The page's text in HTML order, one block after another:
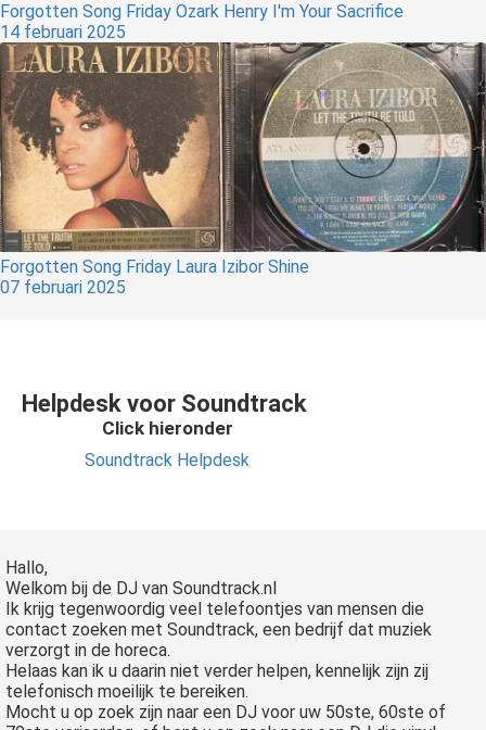
Forgotten Song Friday Ozark Henry I'm Your Sacrifice
14 februari 2025
Forgotten Song Friday Laura Izibor Shine
07 februari 2025
Helpdesk voor Soundtrack
Click hieronder
Soundtrack Helpdesk
Hallo,
Welkom bij de DJ van Soundtrack.nl
Ik krijg tegenwoordig veel telefoontjes van mensen die
contact zoeken met Soundtrack, een bedrijf dat muziek
verzorgt in de horeca.
Helaas kan ik u daarin niet verder helpen, kennelijk zijn zij
telefonisch moeilijk te bereiken.
Mocht u op zoek zijn naar een DJ voor uw 50ste, 60ste of